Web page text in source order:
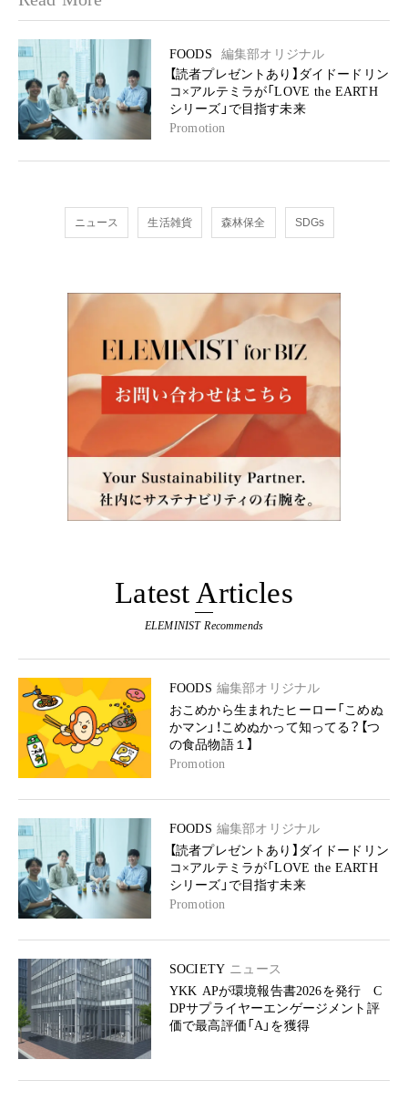
FOODS
編集部オリジナル
【読者プレゼントあり】ダイドードリン
コ×アルテミラが「LOVE the EARTH
シリーズ」で目指す未来
Promotion
ニュース 生活雑貨 森林保全 SDGs
Latest Articles
ELEMINIST Recommends
FOODS 編集部オリジナル
おこめから生まれたヒーロー「こめぬ
かマン」！こめぬかって知ってる？【つ
の食品物語１】
Promotion
FOODS 編集部オリジナル
【読者プレゼントあり】ダイドードリン
コ×アルテミラが「LOVE the EARTH
シリーズ」で目指す未来
Promotion
SOCIETY ニュース
YKK APが環境報告書2026を発行 C
DPサプライヤーエンゲージメント評
価で最高評価「A」を獲得